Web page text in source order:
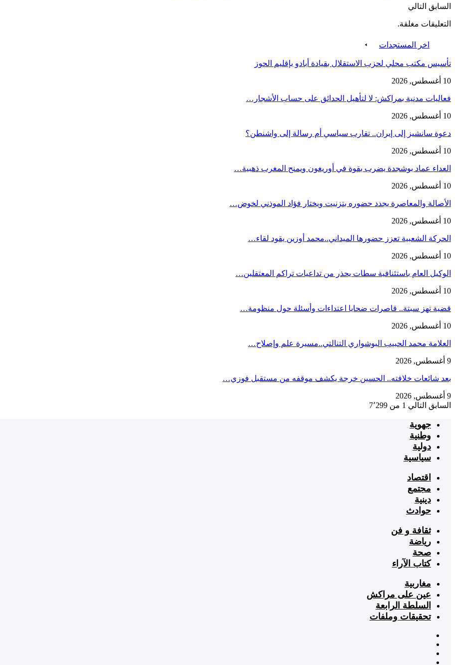
السابق التالي
التعليقات مغلقة.
اخر المستجدات
تأسيس مكتب محلي لحزب الاستقلال بقيادة أبادو بإقليم الحوز
10 أغسطس, 2026
فعاليات مدنية بمراكش: لا لتأهيل الحدائق على حساب الأشجار…
10 أغسطس, 2026
دعوة سانشيز إلى إيران.. تقارب سياسي أم رسالة إلى واشنطن؟
10 أغسطس, 2026
العداء عماد بوشجدة يضرب بقوة في أوريغون ويمنح المغرب ذهبية…
10 أغسطس, 2026
الأصالة والمعاصرة يجدد حضوره بتزنيت ويختار فؤاد الموذني لخوض…
10 أغسطس, 2026
الحركة الشعبية تعزز حضورها الميداني..محمد أوزين يقود لقاء…
10 أغسطس, 2026
الوكيل العام باستئنافية سطات يحذر من تداعيات تراكم المعتقلين…
10 أغسطس, 2026
قضية تهز سبتة.. قاصرات ضحايا اعتداءات وأسئلة حول منظومة…
10 أغسطس, 2026
العلامة محمد الحبيب البوشواري التنالتي..مسيرة علم وإصلاح…
9 أغسطس, 2026
بعد شائعات خلافته.. الحسين خرجة يكشف موقفه من مستقبل فوزي…
9 أغسطس, 2026
السابق التالي 1 من 7٬299
جهوية
وطنية
دولية
سياسية
اقتصاد
مجتمع
دينية
حوادث
ثقافة و فن
رياضة
صحة
كتاب الآراء
مغاربية
عين على مراكش
السلطة الرابعة
تحقيقات وملفات